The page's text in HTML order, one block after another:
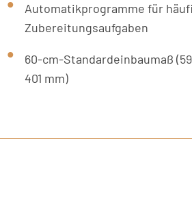
Automatikprogramme für
Zubereitungsaufgaben
60-cm-Standardeinbaumaß
401 mm)